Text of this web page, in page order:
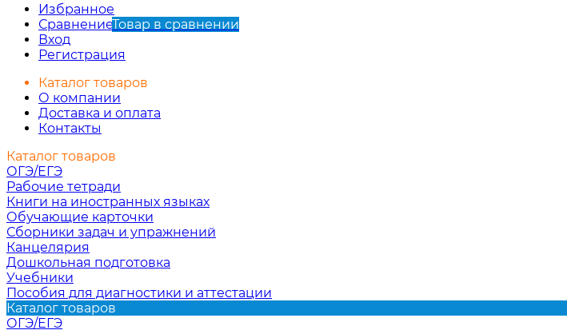
Избранное
СравнениеТовар в сравнении
Вход
Регистрация
Каталог товаров
О компании
Доставка и оплата
Контакты
Каталог товаров
ОГЭ/ЕГЭ
Рабочие тетради
Книги на иностранных языках
Обучающие карточки
Сборники задач и упражнений
Канцелярия
Дошкольная подготовка
Учебники
Пособия для диагностики и аттестации
Каталог товаров
ОГЭ/ЕГЭ